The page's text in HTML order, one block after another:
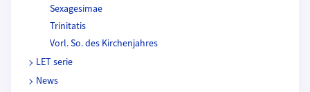
Sexagesimae
Trinitatis
Vorl. So. des Kirchenjahres
LET serie
News